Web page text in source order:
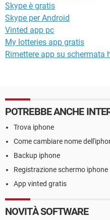
Skype è gratis
Skype per Android
Vinted app pc
My lotteries app gratis
Rimettere app su schermata
POTREBBE ANCHE
Trova iphone
Come cambiare nome
Backup iphone
Registrazione schermo iphone
App vinted gratis
NOVITÀ SOFTWARE